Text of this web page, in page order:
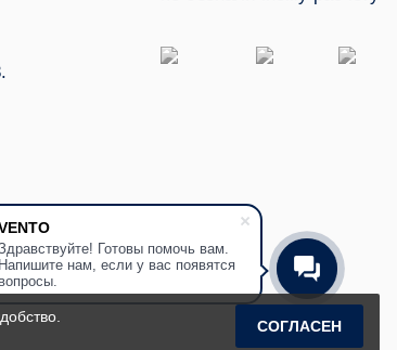
Готовы помочь вам.
Напишите нам, если у вас появятся
вопросы.
СОГЛАСЕН